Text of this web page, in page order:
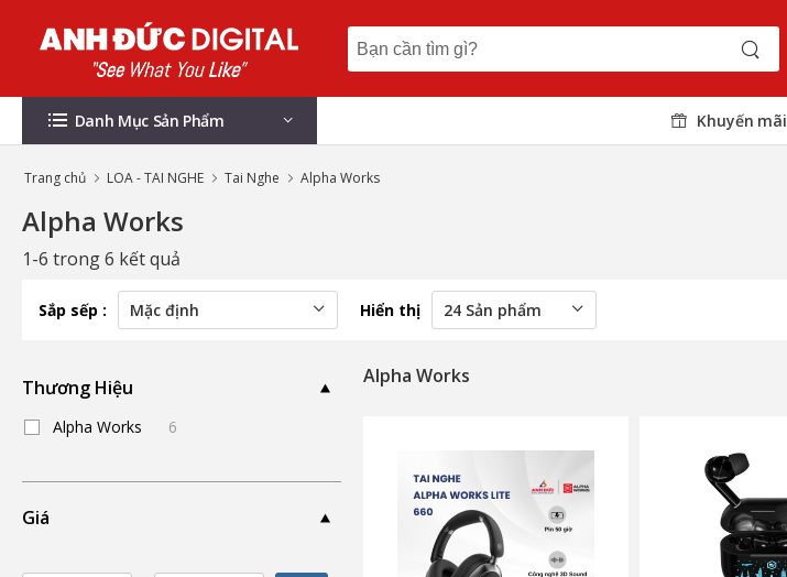
Danh Mục Sản Phẩm Khuyến mãi
Trang chủ LOA - TAI NGHE Tai Nghe Alpha Works
Alpha Works
1-6 trong 6 kết quả
Sắp sếp : Hiển thị
Thương Hiệu
Alpha Works 6
Giá
Alpha Works